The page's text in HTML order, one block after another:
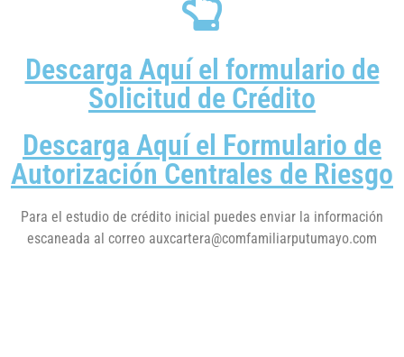
Descarga Aquí el formulario de
Solicitud de Crédito
Descarga Aquí el Formulario de
Autorización Centrales de Riesgo
Para el estudio de crédito inicial puedes enviar la información
escaneada al correo auxcartera@comfamiliarputumayo.com